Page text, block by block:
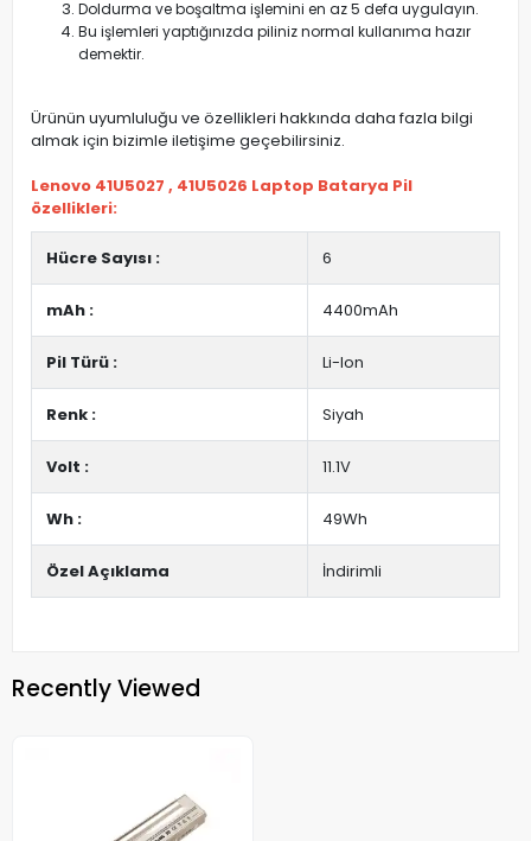
Doldurma ve boşaltma işlemini en az 5 defa uygulayın.
Bu işlemleri yaptığınızda piliniz normal kullanıma hazır
demektir.
Ürünün uyumluluğu ve özellikleri hakkında daha fazla bilgi
almak için bizimle iletişime geçebilirsiniz.
Lenovo 41U5027 , 41U5026 Laptop Batarya Pil
özellikleri:
Hücre Sayısı : 6
mAh : 4400mAh
Pil Türü : Li-Ion
Renk : Siyah
Volt : 11.1V
Wh : 49Wh
Özel Açıklama İndirimli
Recently Viewed